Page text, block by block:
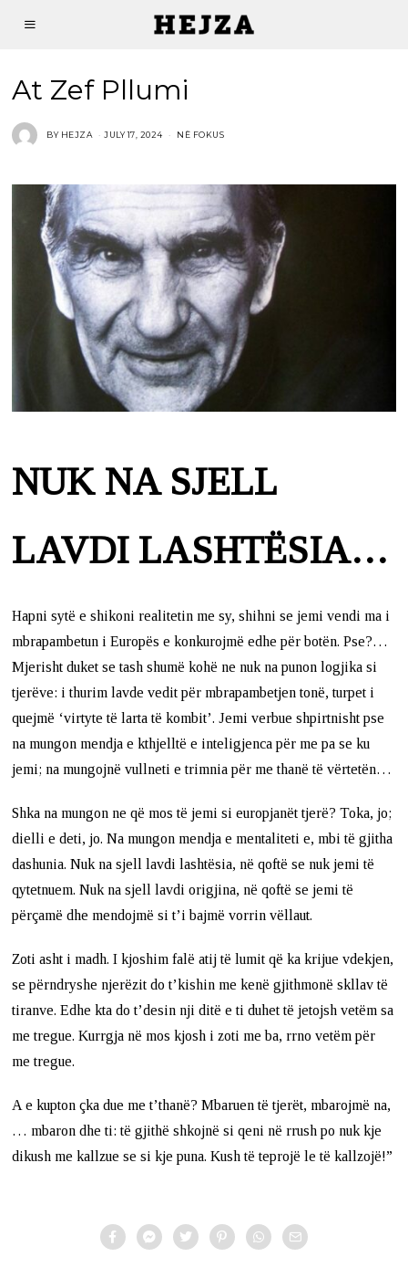
At Zef Pllumi
BY HEJZA JULY 17, 2024 NË FOKUS
NUK NA SJELL
LAVDI LASHTËSIA…
Hapni sytë e shikoni realitetin me sy, shihni se jemi vendi ma i
mbrapambetun i Europës e konkurojmë edhe për botën. Pse?…
Mjerisht duket se tash shumë kohë ne nuk na punon logjika si
tjerëve: i thurim lavde vedit për mbrapambetjen tonë, turpet i
quejmë ‘virtyte të larta të kombit’. Jemi verbue shpirtnisht pse
na mungon mendja e kthjelltë e inteligjenca për me pa se ku
jemi; na mungojnë vullneti e trimnia për me thanë të vërtetën…
Shka na mungon ne që mos të jemi si europjanët tjerë? Toka, jo;
dielli e deti, jo. Na mungon mendja e mentaliteti e, mbi të gjitha
dashunia. Nuk na sjell lavdi lashtësia, në qoftë se nuk jemi të
qytetnuem. Nuk na sjell lavdi origjina, në qoftë se jemi të
përçamë dhe mendojmë si t’i bajmë vorrin vëllaut.
Zoti asht i madh. I kjoshim falë atij të lumit që ka krijue vdekjen,
se përndryshe njerëzit do t’kishin me kenë gjithmonë skllav të
tiranve. Edhe kta do t’desin nji ditë e ti duhet të jetojsh vetëm sa
me tregue. Kurrgja në mos kjosh i zoti me ba, rrno vetëm për
me tregue.
A e kupton çka due me t’thanë? Mbaruen të tjerët, mbarojmë na,
… mbaron dhe ti: të gjithë shkojnë si qeni në rrush po nuk kje
dikush me kallzue se si kje puna. Kush të teprojë le të kallzojë!”